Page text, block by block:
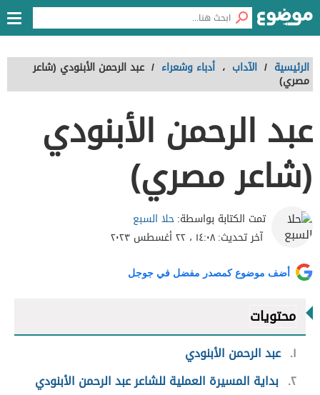
الرئيسية / الآداب ، أدباء وشعراء / عبد الرحمن الأبنودي (شاعر
مصري)
عبد الرحمن الأبنودي
(شاعر مصري)
تمت الكتابة بواسطة:حلا السبع
آخر تحديث:١٤:٠٨ ، ٢٢ أغسطس ٢٠٢٣
أضف موضوع كمصدر مفضل في جوجل
محتويات
١ عبد الرحمن الأبنودي
٢ بداية المسيرة العملية للشاعر عبد الرحمن الأبنودي